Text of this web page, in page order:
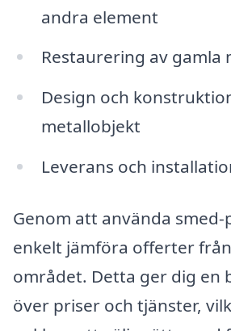
andra element
Restaurering av gamla
Design och
metallobjekt
Leverans och
Genom att använda smed-
enkelt jämföra offerter
området. Detta ger dig en
över priser och tjänster,